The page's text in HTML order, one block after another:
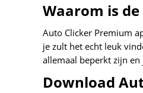
Waarom is
Auto Clicker Premium
je zult het echt leuk
allemaal beperkt zijn
Download